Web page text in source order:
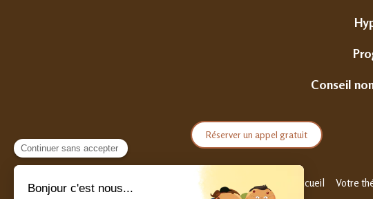
Conseil
Réserver un appel gratuit
Accueil Votre